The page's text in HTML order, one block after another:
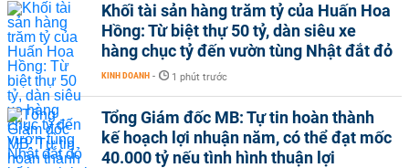
Khối tài sản hàng trăm tỷ của Huấn Hoa
Hồng: Từ biệt thự 50 tỷ, dàn siêu xe
hàng chục tỷ đến vườn tùng Nhật đắt đỏ
KINH DOANH - 1 phút trước
Tổng Giám đốc MB: Tự tin hoàn thành
kế hoạch lợi nhuận năm, có thể đạt mốc
40.000 tỷ nếu tình hình thuận lợi